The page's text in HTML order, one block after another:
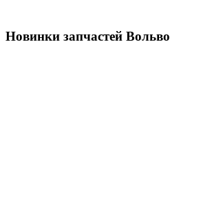
Новинки запчастей Вольво